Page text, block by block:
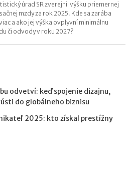
úrad SR zverejnil výšku priemernej
mzdy za rok 2025. Kde sa zarába
a ako jej výška ovplyvní minimálnu
či odvody v roku 2027?
odvetví: keď spojenie dizajnu,
do globálneho biznisu
2025: kto získal prestížny